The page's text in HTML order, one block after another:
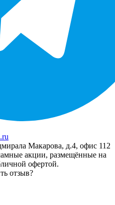
Макарова, д.4, офис 112
акции, размещённые на
офертой.
отзыв?